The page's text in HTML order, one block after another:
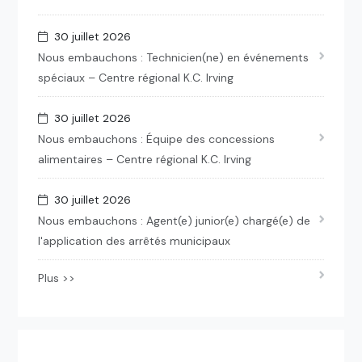
30 juillet 2026
Nous embauchons : Technicien(ne) en événements
spéciaux – Centre régional K.C. Irving
30 juillet 2026
Nous embauchons : Équipe des concessions
alimentaires – Centre régional K.C. Irving
30 juillet 2026
Nous embauchons : Agent(e) junior(e) chargé(e) de
l'application des arrêtés municipaux
Plus >>